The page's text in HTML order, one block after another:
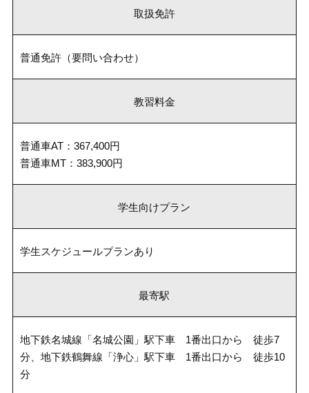
取扱免許
普通免許（要問い合わせ）
教習料金
普通車AT：367,400円
普通車MT：383,900円
学生向けプラン
学生スケジュールプランあり
最寄駅
地下鉄名城線「名城公園」駅下車 1番出口から 徒歩7
分、地下鉄鶴舞線「浄心」駅下車 1番出口から 徒歩10
分